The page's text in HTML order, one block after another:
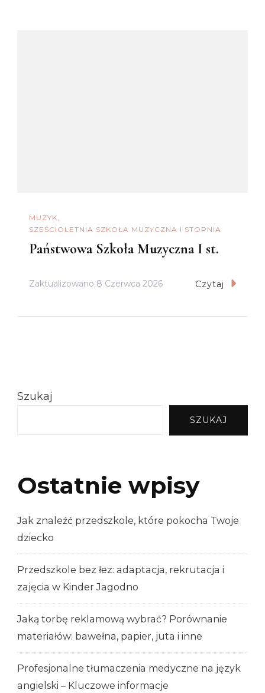
MUZYK
SZEŚCIOLETNIA SZKOŁA MUZYCZNA I STOPNIA
Państwowa Szkoła Muzyczna I st.
Zaktualizowano 8 Czerwca 2026 Czytaj
Szukaj
SZUKAJ
Ostatnie wpisy
Jak znaleźć przedszkole, które pokocha Twoje
dziecko
Przedszkole bez łez: adaptacja, rekrutacja i
zajęcia w Kinder Jagodno
Jaką torbę reklamową wybrać? Porównanie
materiałów: bawełna, papier, juta i inne
Profesjonalne tłumaczenia medyczne na język
angielski – Kluczowe informacje